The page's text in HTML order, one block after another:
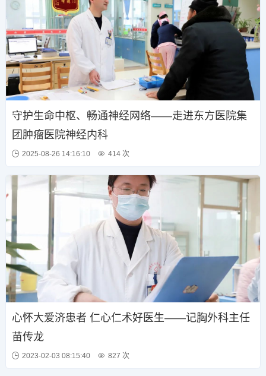
守护生命中枢、畅通神经网络——走进东方医院集
团肿瘤医院神经内科
2025-08-26 14:16:10 414 次
心怀大爱济患者 仁心仁术好医生——记胸外科主任
苗传龙
2023-02-03 08:15:40 827 次